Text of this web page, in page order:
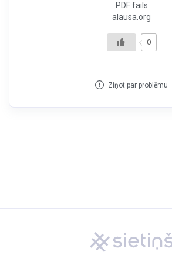
PDF fails
alausa.org
0
Ziņot par problēmu